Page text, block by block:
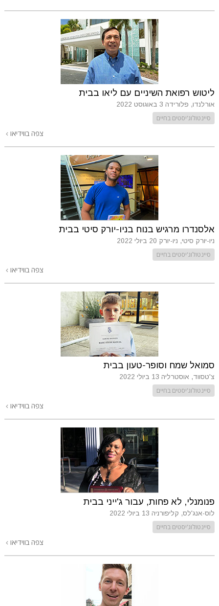
ליטוש רפואת השיניים עם ליאו בבית
אורלנדו, פלורידה 3 באוגוסט 2022
סיינטולוג'יסטים בחיים
צפה בווידיאו
אלסנדרו מרגיש בנוח בניו-יורק סיטי בבית
ניו-יורק סיטי, ניו-יורק 20 ביולי 2022
סיינטולוג'יסטים בחיים
צפה בווידיאו
סמואל שמח וסופר-טעון בבית
צ'טסווד, אוסטרליה 13 ביולי 2022
סיינטולוג'יסטים בחיים
צפה בווידיאו
פנומנלי, לא פחות, עבור ג'ייני בבית
לוס-אנג'לס, קליפורניה 13 ביולי 2022
סיינטולוג'יסטים בחיים
צפה בווידיאו